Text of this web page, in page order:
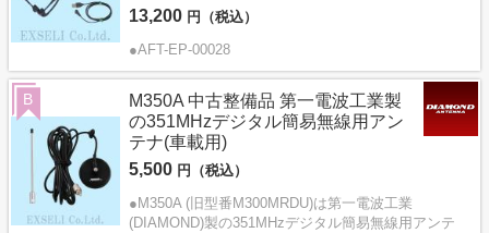
13,200 円（税込）
●AFT-EP-00028
M350A 中古整備品 第一電波工業製
の351MHzデジタル簡易無線用アン
テナ(車載用)
5,500 円（税込）
●M350A (旧型番M300MRDU)は第一電波工業
(DIAMOND)製の351MHzデジタル簡易無線用アンテ
B